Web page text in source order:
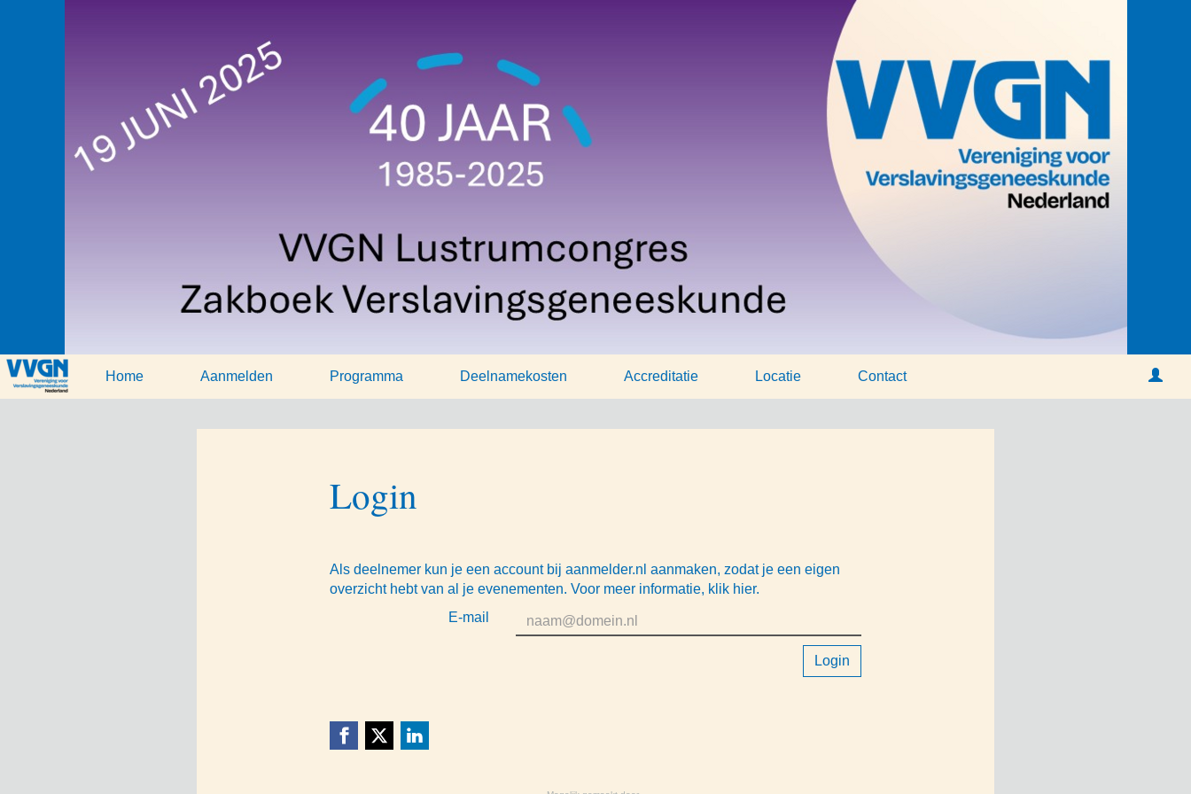
Home Aanmelden Programma Deelnamekosten Accreditatie Locatie Contact
Login
Als deelnemer kun je een account bij aanmelder.nl aanmaken, zodat je een eigen
overzicht hebt van al je evenementen. Voor meer informatie, klik hier.
E-mail
Login